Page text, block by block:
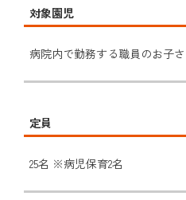
対象園児
病院内で勤務する職員のお子
定員
25名 ※病児保育2名